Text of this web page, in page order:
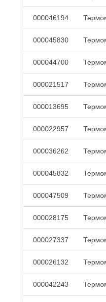
000046194
000045830
000044700
000021517
000013695
000022957
000036262
000045832
000047509
000028175
000027337
000026132
000042243